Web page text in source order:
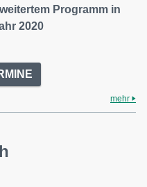
Programm in
2020
mehr